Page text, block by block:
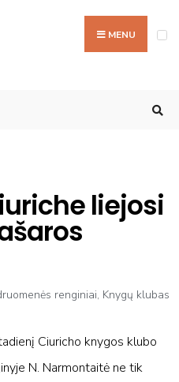
MENU
liejosi
renginiai, Knygų klubas
Ciuricho knygos klubo
N. Narmontaitė ne tik